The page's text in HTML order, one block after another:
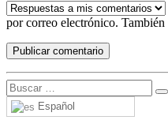
por correo electrónico. También
Español